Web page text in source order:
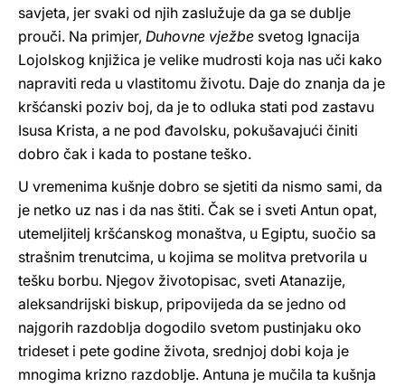
savjeta, jer svaki od njih zaslužuje da ga se dublje
prouči. Na primjer, Duhovne vježbe svetog Ignacija
Lojolskog knjižica je velike mudrosti koja nas uči kako
napraviti reda u vlastitomu životu. Daje do znanja da je
kršćanski poziv boj, da je to odluka stati pod zastavu
Isusa Krista, a ne pod đavolsku, pokušavajući činiti
dobro čak i kada to postane teško.
U vremenima kušnje dobro se sjetiti da nismo sami, da
je netko uz nas i da nas štiti. Čak se i sveti Antun opat,
utemeljitelj kršćanskog monaštva, u Egiptu, suočio sa
strašnim trenutcima, u kojima se molitva pretvorila u
tešku borbu. Njegov životopisac, sveti Atanazije,
aleksandrijski biskup, pripovijeda da se jedno od
najgorih razdoblja dogodilo svetom pustinjaku oko
trideset i pete godine života, srednjoj dobi koja je
mnogima krizno razdoblje. Antuna je mučila ta kušnja